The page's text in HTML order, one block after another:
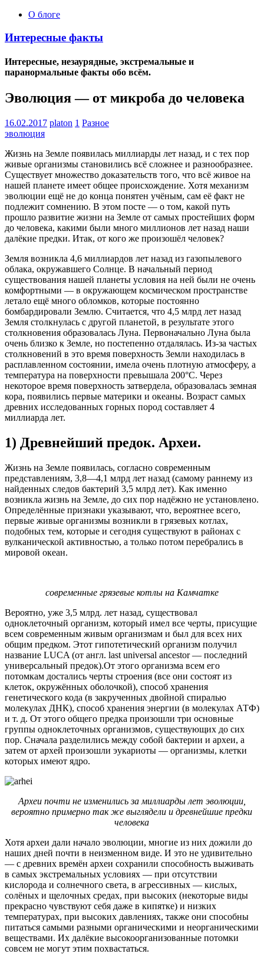
О блоге
Интересные факты
Интересные, незаурядные, экстремальные и
паранормальные факты обо всём.
Эволюция — от микроба до человека
16.02.2017 platon 1 Разное
эволюция
Жизнь на Земле появилась миллиарды лет назад, и с тех пор
живые организмы становились всё сложнее и разнообразнее.
Существует множество доказательств того, что всё живое на
нашей планете имеет общее происхождение. Хотя механизм
эволюции ещё не до конца понятен учёным, сам её факт не
подлежит сомнению. В этом посте — о том, какой путь
прошло развитие жизни на Земле от самых простейших форм
до человека, какими были много миллионов лет назад наши
далёкие предки. Итак, от кого же произошёл человек?
Земля возникла 4,6 миллиардов лет назад из газопылевого
облака, окружавшего Солнце. В начальный период
существования нашей планеты условия на ней были не очень
комфортными — в окружающем космическом пространстве
летало ещё много обломков, которые постоянно
бомбардировали Землю. Считается, что 4,5 млрд лет назад
Земля столкнулась с другой планетой, в результате этого
столкновения образовалась Луна. Первоначально Луна была
очень близко к Земле, но постепенно отдалялась. Из-за частых
столкновений в это время поверхность Земли находилась в
расплавленном состоянии, имела очень плотную атмосферу, а
температура на поверхности превышала 200°C. Через
некоторое время поверхность затвердела, образовалась земная
кора, появились первые материки и океаны. Возраст самых
древних исследованных горных пород составляет 4
миллиарда лет.
1) Древнейший предок. Археи.
Жизнь на Земле появилась, согласно современным
представлениям, 3,8—4,1 млрд лет назад (самому раннему из
найденных следов бактерий 3,5 млрд лет). Как именно
возникла жизнь на Земле, до сих пор надёжно не установлено.
Определённые признаки указывают, что, вероятнее всего,
первые живые организмы возникли в грязевых котлах,
подобных тем, которые и сегодня существуют в районах с
вулканической активностью, а только потом перебрались в
мировой океан.
современные грязевые котлы на Камчатке
Вероятно, уже 3,5 млрд. лет назад, существовал
одноклеточный организм, который имел все черты, присущие
всем современным живым организмам и был для всех них
общим предком. Этот гипотетический организм получил
название LUCA (от англ. last universal ancestor — последний
универсальный предок).От этого организма всем его
потомкам достались черты строения (все они состоят из
клеток, окружённых оболочкой), способ хранения
генетического кода (в закрученных двойной спиралью
молекулах ДНК), способ хранения энергии (в молекулах АТФ)
и т. д. От этого общего предка произошли три основные
группы одноклеточных организмов, существующих до сих
пор. Сначала разделились между собой бактерии и археи, а
затем от архей произошли эукариоты — организмы, клетки
которых имеют ядро.
Археи почти не изменились за миллиарды лет эволюции,
вероятно примерно так же выглядели и древнейшие предки
человека
Хотя археи дали начало эволюции, многие из них дожили до
наших дней почти в неизменном виде. И это не удивительно
— с древних времён археи сохранили способность выживать
в самых экстремальных условиях — при отсутствии
кислорода и солнечного света, в агрессивных — кислых,
солёных и щелочных средах, при высоких (некоторые виды
прекрасно чувствуют себя даже в кипятке) и низких
температурах, при высоких давлениях, также они способны
питаться самыми разными органическими и неорганическими
веществами. Их далёкие высокоорганизованные потомки
совсем не могут этим похвастаться.